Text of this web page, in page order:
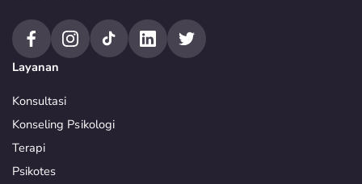
Layanan
Konsultasi
Konseling Psikologi
Terapi
Psikotes